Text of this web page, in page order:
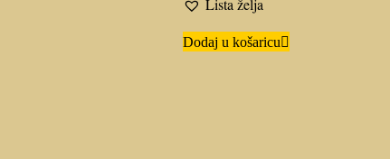
Dodaj u košaricu